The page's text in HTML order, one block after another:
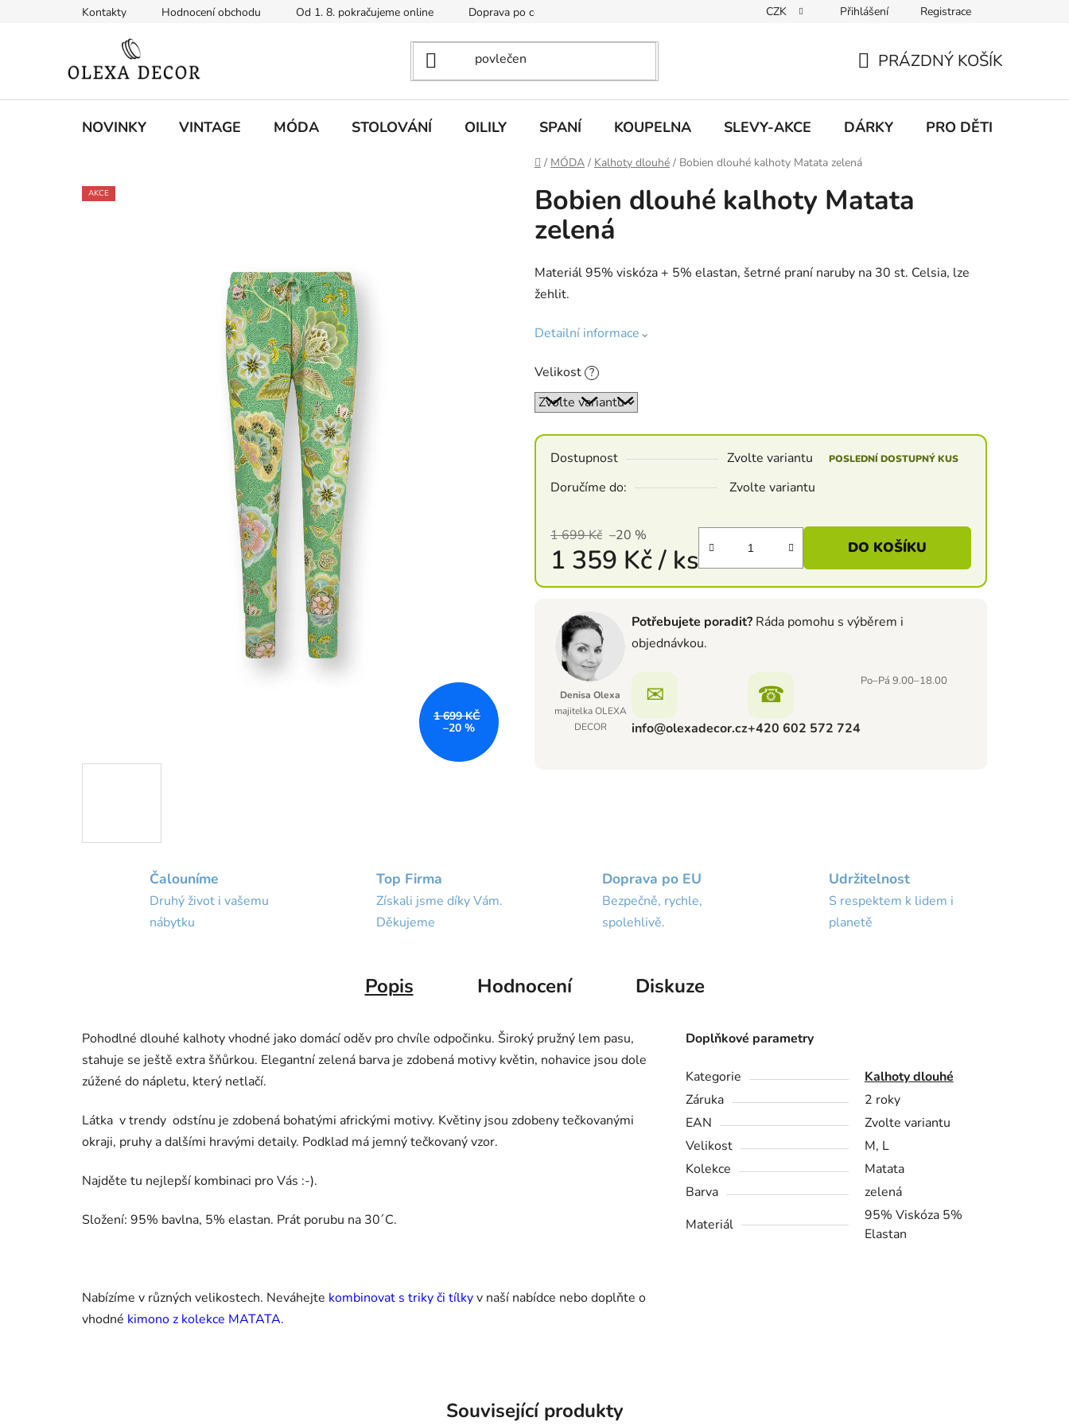
Kontakty Hodnocení obchodu Od 1. 8. pokračujeme online Doprava po celé EU Udržitelnost Inspirace Obchodní podmínky
CZK Přihlášení Registrace
KOŠÍK
PRÁZDNÝ KOŠÍK
NOVINKY VINTAGE MÓDA STOLOVÁNÍ OILILY SPANÍ KOUPELNA SLEVY-AKCE DÁRKY PRO DĚTI
Domů
/ MÓDA / Kalhoty dlouhé / Bobien dlouhé kalhoty Matata zelená
Bobien dlouhé kalhoty Matata
zelená
Materiál 95% viskóza + 5% elastan, šetrné praní naruby na 30 st. Celsia, lze
žehlit.
Detailní informace⌄
Velikost ?
Dostupnost Zvolte variantu POSLEDNÍ DOSTUPNÝ KUS
Doručíme do: Zvolte variantu
1 699 Kč –20 %
1 359 Kč/ ks
Měrná cena:
DO KOŠÍKU
Denisa Olexa
majitelka OLEXA
DECOR
Potřebujete poradit? Ráda pomohu s výběrem i
objednávkou.
✉
info@olexadecor.cz
☎
+420 602 572 724
Po–Pá 9.00–18.00
AKCE
1 699 KČ
–20 %
Čalouníme
Druhý život i vašemu
nábytku
Top Firma
Získali jsme díky Vám.
Děkujeme
Doprava po EU
Bezpečně, rychle,
spolehlivě.
Udržitelnost
S respektem k lidem i
planetě
Popis Hodnocení Diskuze
Pohodlné dlouhé kalhoty vhodné jako domácí oděv pro chvíle odpočinku. Široký pružný lem pasu,
stahuje se ještě extra šňůrkou. Elegantní zelená barva je zdobená motivy květin, nohavice jsou dole
zúžené do nápletu, který netlačí.
Látka v trendy odstínu je zdobená bohatými africkými motivy. Květiny jsou zdobeny tečkovanými
okraji, pruhy a dalšími hravými detaily. Podklad má jemný tečkovaný vzor.
Najděte tu nejlepší kombinaci pro Vás :-).
Složení: 95% bavlna, 5% elastan. Prát porubu na 30´C.
Nabízíme v různých velikostech. Neváhejte kombinovat s triky či tílkyv naší nabídce nebo doplňte o
vhodné kimono z kolekce MATATA.
Doplňkové parametry
Kategorie
Kalhoty dlouhé
Záruka
2 roky
EAN
Zvolte variantu
Velikost
M, L
Kolekce
Matata
Barva
zelená
Materiál
95% Viskóza 5%
Elastan
Související produkty